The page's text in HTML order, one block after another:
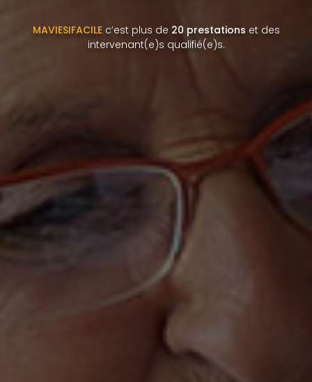
MAVIESIFACILEc’est plus de 20 prestations et des
intervenant(e)s qualifié(e)s.